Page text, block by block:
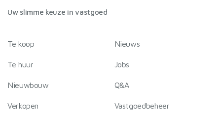
Uw slimme keuze in vastgoed
Te koop
Te huur
Nieuwbouw
Verkopen
Nieuws
Jobs
Q&A
Vastgoedbeheer